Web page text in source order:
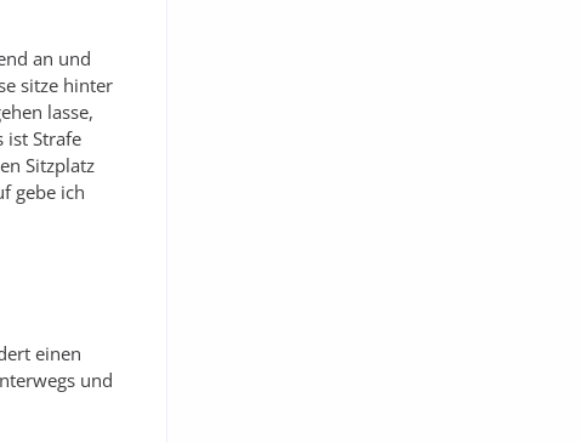
an und
sitze hinter
lasse,
ist Strafe
Sitzplatz
gebe ich
einen
und